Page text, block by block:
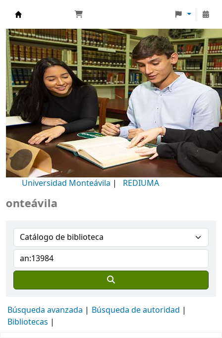
Biblioteca Universidad Monteávila
Universidad Monteávila | REDIUMA
Búsqueda avanzada
Búsqueda de autoridad
Bibliotecas